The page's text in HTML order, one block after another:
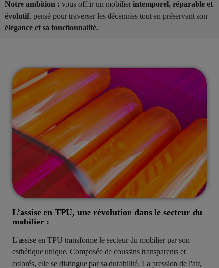
Notre ambition : vous offrir un mobilier intemporel, réparable et
évolutif, pensé pour traverser les décennies tout en préservant son
élégance et sa fonctionnalité.
L’assise en TPU, une révolution dans le secteur du
mobilier :
L'assise en TPU transforme le secteur du mobilier par son
esthétique unique. Composée de coussins transparents et
colorés, elle se distingue par sa durabilité. La pression de l'air,